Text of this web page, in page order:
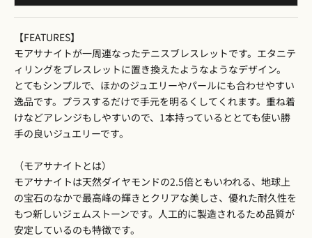
【FEATURES】
モアサナイトが一周連なったテニスブレスレットです。エタニテ
ィリングをブレスレットに置き換えたようなようなデザイン。
とてもシンプルで、ほかのジュエリーやパールにも合わせやすい
逸品です。プラスするだけで手元を明るくしてくれます。重ね着
けなどアレンジもしやすいので、1本持っているととても使い勝
手の良いジュエリーです。
（モアサナイトとは）
モアサナイトは天然ダイヤモンドの2.5倍ともいわれる、地球上
の宝石のなかで最高峰の輝きとクリアな美しさ、優れた耐久性を
もつ新しいジェムストーンです。人工的に製造されるため品質が
安定しているのも特徴です。